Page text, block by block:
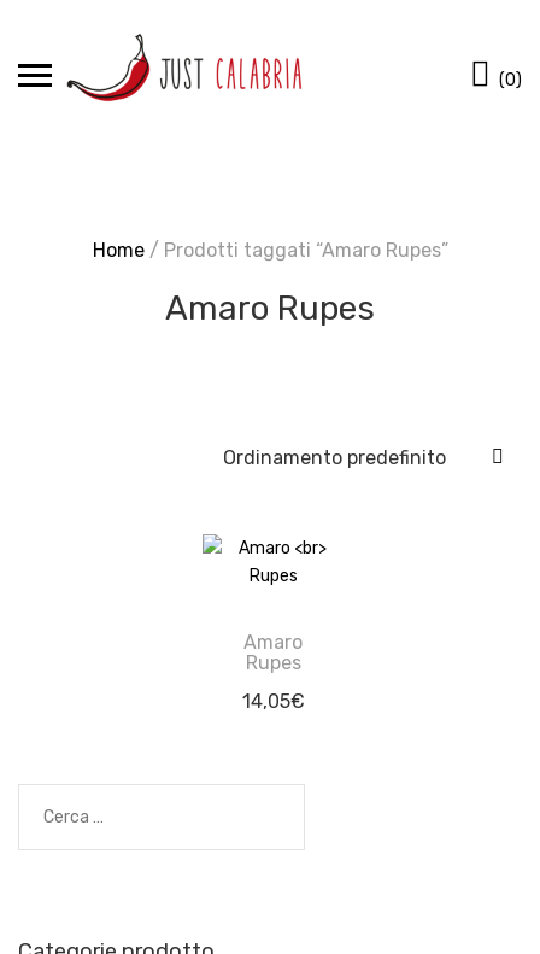
content
(0)
Home/ Prodotti taggati “Amaro Rupes”
Amaro Rupes
Amaro
Rupes
14,05€
per: